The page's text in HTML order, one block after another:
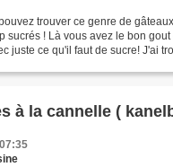
trouver ce genre de
sucrés ! Là vous avez le bon
juste ce qu'il faut de sucre! J'ai
à la cannelle (